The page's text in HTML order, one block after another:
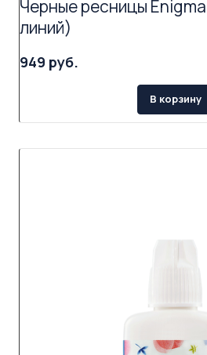
Черные ресницы
линий)
949 руб.
В корзину